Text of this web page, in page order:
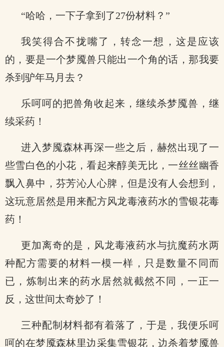
“哈哈，一下子拿到了27份材料？”
我笑得合不拢嘴了，转念一想，这是应该
的，要是一个梦魇兽只能出一个角的话，那我要
杀到驴年马月去？
乐呵呵的把兽角收起来，继续杀梦魇兽，继
续采药！
进入梦魇森林再深一些之后，赫然出现了一
些雪白色的小花，看起来醇美无比，一丝丝幽香
飘入鼻中，芬芳沁人心脾，但是没有人会想到，
这玩意居然是用来配方风龙毒液药水的雪银花毒
药！
更加离奇的是，风龙毒液药水与抗魔药水两
种配方需要的材料一模一样，只是数量不同而
已，炼制出来的药水居然就截然不同，一正一
反，这世间太奇妙了！
三种配制材料都有着落了，于是，我便乐呵
呵的在梦魇森林里边采集雪银花，边杀着梦魇兽